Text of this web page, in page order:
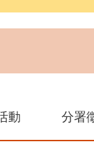
動 分署